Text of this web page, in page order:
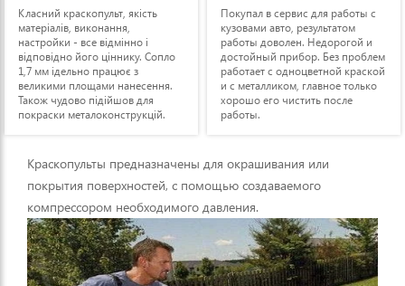
Класний краскопульт, якість
матеріалів, виконання,
настройки - все відмінно і
відповідно його ціннику. Сопло
1,7 мм ідельно працює з
великими площами нанесення.
Також чудово підійшов для
покраски металоконструкцій.
Покупал в сервис для работы с
кузовами авто, результатом
работы доволен. Недорогой и
достойный прибор. Без проблем
работает с одноцветной краской
и с металликом, главное только
хорошо его чистить после
работы.
Краскопульты предназначены для окрашивания или
покрытия поверхностей, с помощью создаваемого
компрессором необходимого давления.